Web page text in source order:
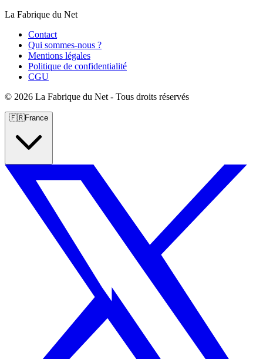
La Fabrique du Net
Contact
Qui sommes-nous ?
Mentions légales
Politique de confidentialité
CGU
© 2026 La Fabrique du Net - Tous droits réservés
🇫🇷France